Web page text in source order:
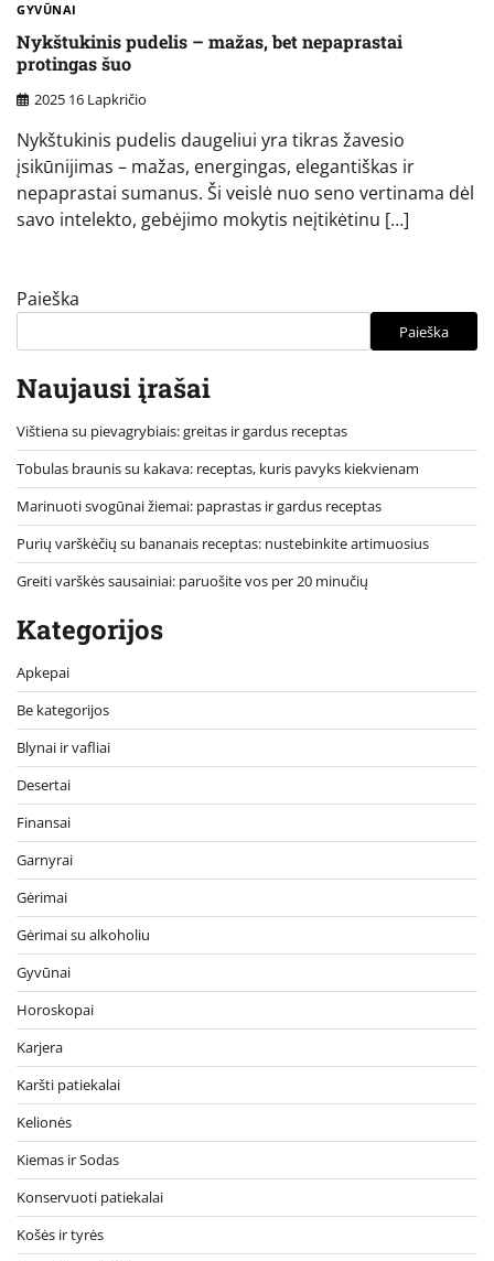
GYVŪNAI
Nykštukinis pudelis – mažas, bet nepaprastai
protingas šuo
2025 16 Lapkričio
Nykštukinis pudelis daugeliui yra tikras žavesio
įsikūnijimas – mažas, energingas, elegantiškas ir
nepaprastai sumanus. Ši veislė nuo seno vertinama dėl
savo intelekto, gebėjimo mokytis neįtikėtinu […]
Paieška
Paieška
Naujausi įrašai
Vištiena su pievagrybiais: greitas ir gardus receptas
Tobulas braunis su kakava: receptas, kuris pavyks kiekvienam
Marinuoti svogūnai žiemai: paprastas ir gardus receptas
Purių varškėčių su bananais receptas: nustebinkite artimuosius
Greiti varškės sausainiai: paruošite vos per 20 minučių
Kategorijos
Apkepai
Be kategorijos
Blynai ir vafliai
Desertai
Finansai
Garnyrai
Gėrimai
Gėrimai su alkoholiu
Gyvūnai
Horoskopai
Karjera
Karšti patiekalai
Kelionės
Kiemas ir Sodas
Konservuoti patiekalai
Košės ir tyrės